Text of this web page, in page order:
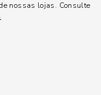
nossas lojas. Consulte